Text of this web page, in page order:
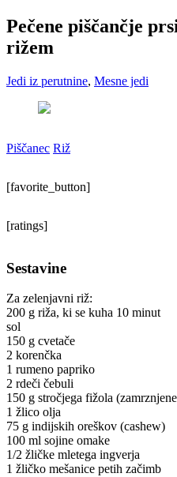
Pečene piščančje
rižem
Jedi iz perutnine, Mesne jedi
Piščanec Riž
[favorite_button]
[ratings]
Sestavine
Za zelenjavni riž:
200 g riža, ki se kuha 10 minut
sol
150 g cvetače
2 korenčka
1 rumeno papriko
2 rdeči čebuli
150 g stročjega fižola
1 žlico olja
75 g indijskih oreškov (cashew)
100 ml sojine omake
1/2 žličke mletega ingverja
1 žličko mešanice petih začimb